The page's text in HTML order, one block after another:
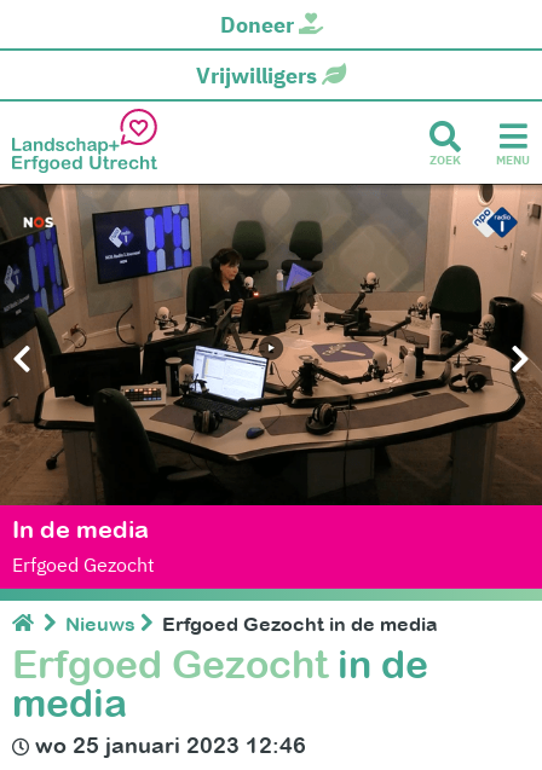
Doneer
Vrijwilligers
ZOEK MENU
In de media
Erfgoed Gezocht
Nieuws Erfgoed Gezocht in de media
Erfgoed Gezocht in de
media
wo 25 januari 2023 12:46